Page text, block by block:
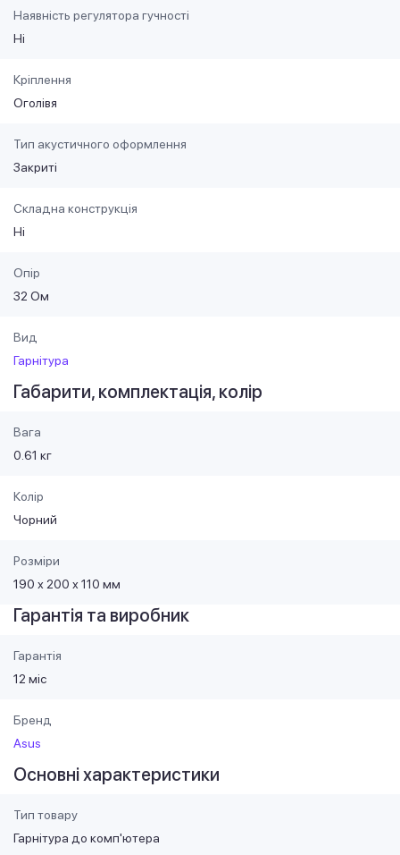
Наявність регулятора гучності
Ні
Кріплення
Оголівя
Тип акустичного оформлення
Закриті
Складна конструкція
Ні
Опір
32 Ом
Вид
Гарнітура
Габарити, комплектація, колір
Вага
0.61 кг
Колір
Чорний
Розміри
190 х 200 х 110 мм
Гарантія та виробник
Гарантія
12 міс
Бренд
Asus
Основні характеристики
Тип товару
Гарнітура до комп'ютера